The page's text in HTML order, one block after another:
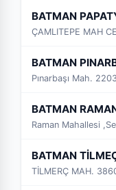
BATMAN
ÇAMLITEPE MAH
BATMAN
Pınarbaşı Mah.
BATMAN
Raman Mahallesi
BATMAN
TİLMERÇ MAH.